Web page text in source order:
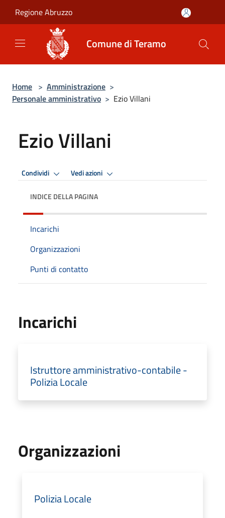
Regione Abruzzo
Comune di Teramo
Home > Amministrazione >
Personale amministrativo > Ezio Villani
Ezio Villani
Condividi Vedi azioni
INDICE DELLA PAGINA
Incarichi
Organizzazioni
Punti di contatto
Incarichi
Istruttore amministrativo-contabile -
Polizia Locale
Organizzazioni
Polizia Locale